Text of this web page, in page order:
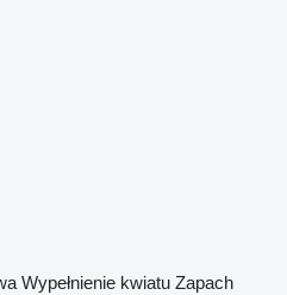
Wypełnienie kwiatu Zapach